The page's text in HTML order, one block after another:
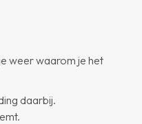
weer waarom je het
daarbij.